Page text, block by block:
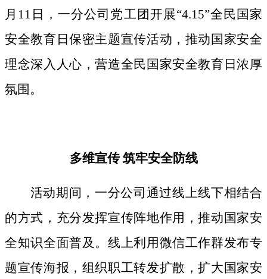
月11日，一分公司党工团开展“4.15”全民国家
安全教育日保密主题宣传活动，推动国家安全
理念深入人心，营造全民国家安全教育日浓厚
氛围。
多维宣传筑牢安全防线
活动期间， 一分公司通过线上线下相结合
的方式， 充分发挥宣传阵地作用，推动国家安
全知识全面普及。线上利用微信工作群发布专
题宣传海报，组织职工转发扩散，扩大国家安